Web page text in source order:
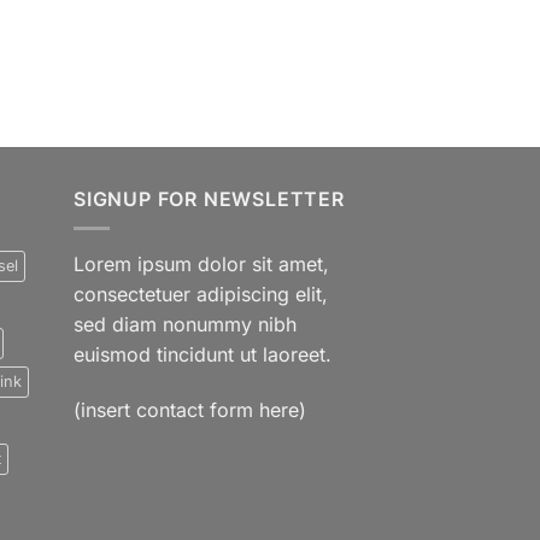
SIGNUP FOR NEWSLETTER
Lorem ipsum dolor sit amet,
consectetuer adipiscing elit,
sed diam nonummy nibh
euismod tincidunt ut laoreet.
(insert contact form here)